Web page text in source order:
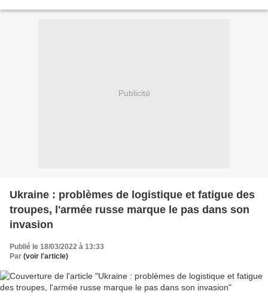
Publicité
Ukraine : problèmes de logistique et fatigue des
troupes, l'armée russe marque le pas dans son
invasion
Publié le 18/03/2022 à 13:33
Par (voir l'article)